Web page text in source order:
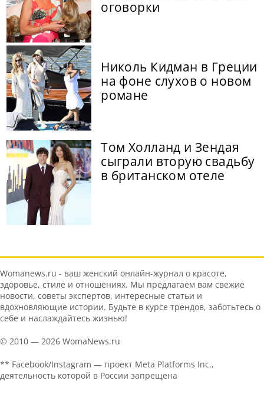
оговорки
Николь Кидман в Греции
на фоне слухов о новом
романе
Том Холланд и Зендая
сыграли вторую свадьбу
в британском отеле
Womanews.ru - ваш женский онлайн-журнал о красоте,
здоровье, стиле и отношениях. Мы предлагаем вам свежие
новости, советы экспертов, интересные статьи и
вдохновляющие истории. Будьте в курсе трендов, заботьтесь о
себе и наслаждайтесь жизнью!
© 2010 — 2026 WomaNews.ru
** Facebook/Instagram — проект Meta Platforms Inc.,
деятельность которой в России запрещена